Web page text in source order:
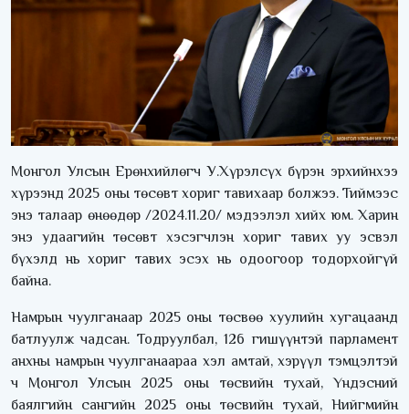
Монгол Улсын Ерөнхийлөгч У.Хүрэлсүх бүрэн эрхийнхээ
хүрээнд 2025 оны төсөвт хориг тавихаар болжээ. Тиймээс
энэ талаар өнөөдөр /2024.11.20/ мэдээлэл хийх юм. Харин
энэ удаагийн төсөвт хэсэгчлэн хориг тавих уу эсвэл
бүхэлд нь хориг тавих эсэх нь одоогоор тодорхойгүй
байна.
Намрын чуулганаар 2025 оны төсвөө хуулийн хугацаанд
батлуулж чадсан. Тодруулбал, 126 гишүүнтэй парламент
анхны намрын чуулганаараа хэл амтай, хэрүүл тэмцэлтэй
ч Монгол Улсын 2025 оны төсвийн тухай, Үндэсний
баялгийн сангийн 2025 оны төсвийн тухай, Нийгмийн